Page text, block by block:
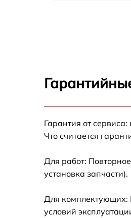
Гарантия от
Что считается
Для работ:
установка запчасти).
Для комплектующих:
условий